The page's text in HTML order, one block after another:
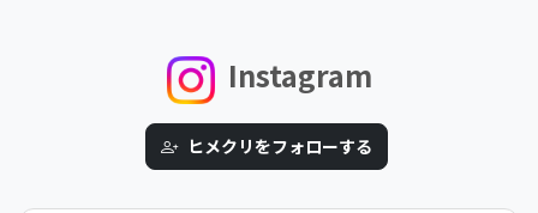
Instagram
ヒメクリをフォローする